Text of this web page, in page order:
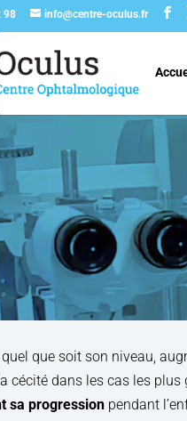
98 info@centre-oculus.fr
que soit son niveau,
cécité dans les cas les plus
sa progression pendant